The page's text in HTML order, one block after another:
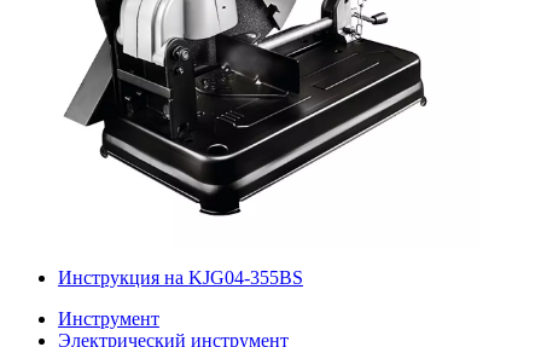
Инструкция на KJG04-355BS
Инструмент
Электрический инструмент